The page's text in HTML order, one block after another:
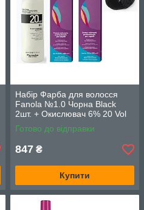
Набір Фарба для волосся
Fanola №1.0 Чорна Black
2шт. + Окислювач 6% 20 Vol
300 мл.
Готово до відправки
847 ₴
Купити